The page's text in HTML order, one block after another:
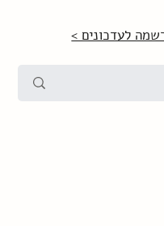
לעדכונים >